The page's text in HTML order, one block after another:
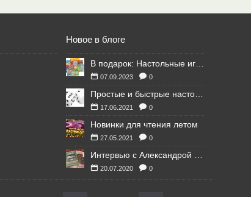
Новое в блоге
В подарок: Настольные игры для Ваших британских друзей
07.09.2023 0
Простые и быстрые настольные игры
17.06.2021 0
Новинки для чтения летом
27.05.2021 0
Интервью с Александрой Литвиной
20.07.2020 0